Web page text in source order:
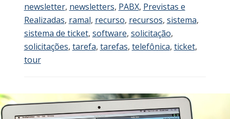
newsletter, newsletters, PABX, Previstas e
Realizadas, ramal, recurso, recursos, sistema,
sistema de ticket, software, solicitação,
solicitações, tarefa, tarefas, telefônica, ticket,
tour